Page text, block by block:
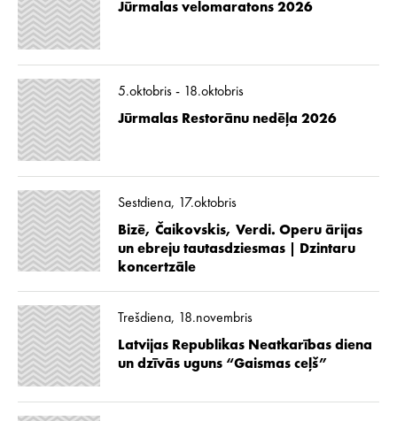
Jūrmalas velomaratons 2026
5.oktobris - 18.oktobris
Jūrmalas Restorānu nedēļa 2026
Sestdiena, 17.oktobris
Bizē, Čaikovskis, Verdi. Operu ārijas
un ebreju tautasdziesmas | Dzintaru
koncertzāle
Trešdiena, 18.novembris
Latvijas Republikas Neatkarības diena
un dzīvās uguns “Gaismas ceļš”